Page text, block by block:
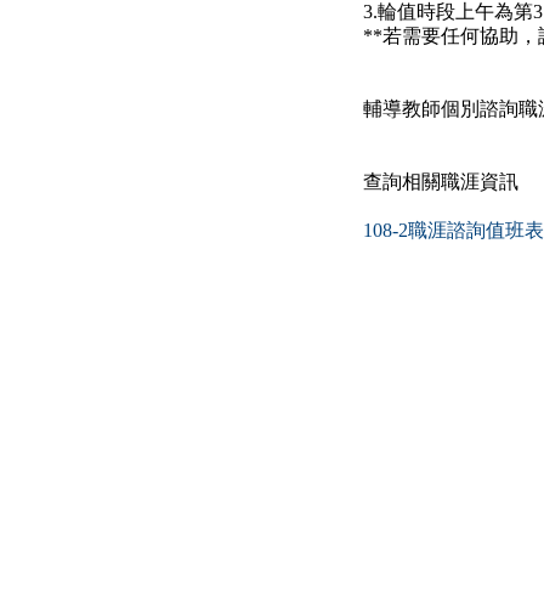
3.輪值時段上午為第
**若需要任何協助
輔導教師個別諮詢
查詢相關職涯
108-2職涯諮詢值班表